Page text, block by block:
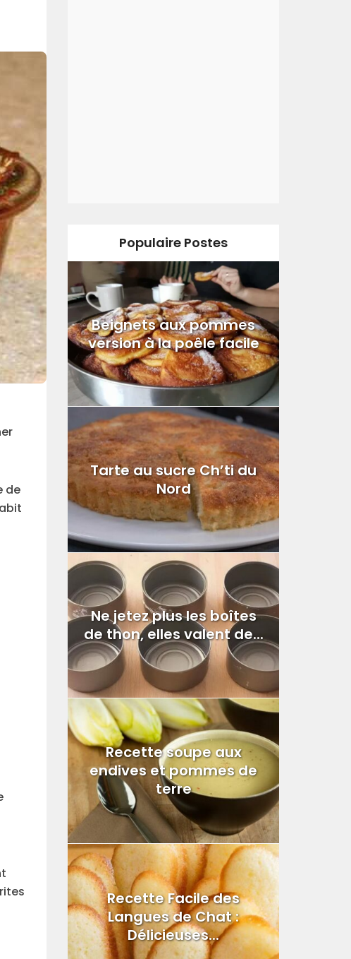
de
Populaire Postes
Beignets aux pommes
version à la poêle facile
Tarte au sucre Ch’ti du
Nord
Ne jetez plus les boîtes
de thon, elles valent de...
Recette soupe aux
endives et pommes de
terre
Recette Facile des
Langues de Chat :
Délicieuses...